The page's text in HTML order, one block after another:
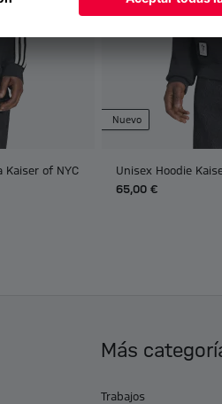
Kaiser of NYC
Nuevo
Unisex Hoodie
65,00 €
Más
Trabajos